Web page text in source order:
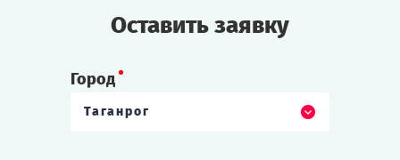
Оставить заявку
Город
Таганрог